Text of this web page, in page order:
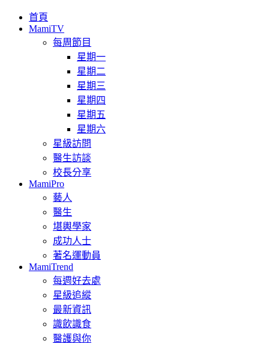
首頁
MamiTV
每周節目
星期一
星期二
星期三
星期四
星期五
星期六
星級訪問
醫生訪談
校長分享
MamiPro
藝人
醫生
堪輿學家
成功人士
著名運動員
MamiTrend
每週好去處
星級追縱
最新資訊
識飲識食
醫護與你